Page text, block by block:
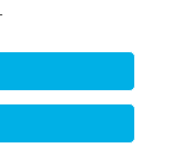
y condiciones de
B-67803114 |
16. 28023